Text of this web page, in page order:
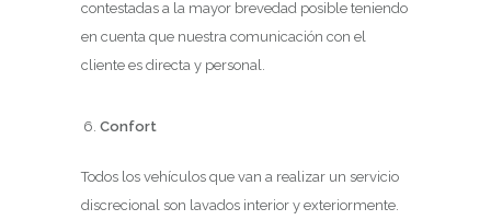
contestadas a la mayor brevedad posible teniendo
en cuenta que nuestra comunicación con el
cliente es directa y personal.
Confort
Todos los vehículos que van a realizar un servicio
discrecional son lavados interior y exteriormente.